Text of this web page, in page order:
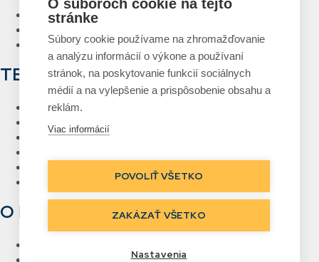
Hlasové vychystávanie
Systém návrhu a tlače etikiet
TECHNOLÓGIE
RFID
Čiarový kód
Bezdrôtové siete Wi-Fi
Real Time Location
O NÁS
O súboroch cookie na tejto
stránke
Súbory cookie používame na zhromažďovanie
a analýzu informácií o výkone a používaní
stránok, na poskytovanie funkcií sociálnych
médií a na vylepšenie a prispôsobenie obsahu a
reklám.
Viac informácií
POVOLIŤ VŠETKO
ZAKÁZAŤ VŠETKO
Nastavenia